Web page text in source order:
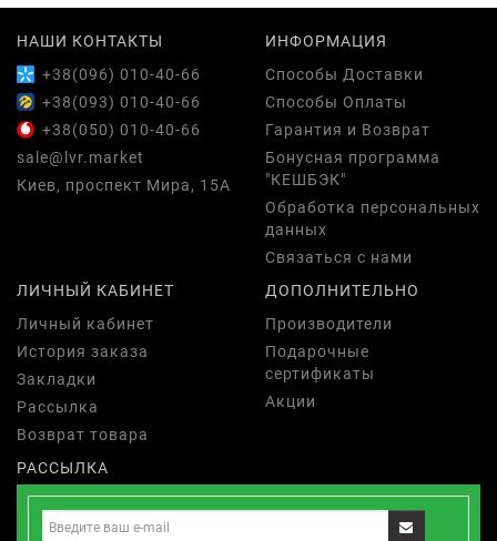
НАШИ КОНТАКТЫ
+38(096) 010-40-66
+38(093) 010-40-66
+38(050) 010-40-66
sale@lvr.market
Киев, проспект Мира, 15А
ИНФОРМАЦИЯ
Способы Доставки
Способы Оплаты
Гарантия и Возврат
Бонусная программа
"КЕШБЭК"
Обработка персональных
данных
Связаться с нами
ЛИЧНЫЙ КАБИНЕТ
Личный кабинет
История заказа
Закладки
Рассылка
Возврат товара
ДОПОЛНИТЕЛЬНО
Производители
Подарочные
сертификаты
Акции
РАССЫЛКА